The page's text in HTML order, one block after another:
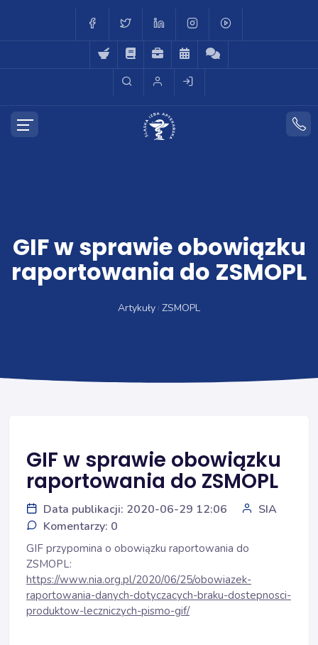
GIF w sprawie obowiązku
raportowania do ZSMOPL
Artykuły ZSMOPL
GIF w sprawie obowiązku
raportowania do ZSMOPL
Data publikacji: 2020-06-29 12:06
SIA
Komentarzy: 0
GIF przypomina o obowiązku raportowania do
ZSMOPL:
https://www.nia.org.pl/2020/06/25/obowiazek-
raportowania-danych-dotyczacych-braku-dostepnosci-
produktow-leczniczych-pismo-gif/